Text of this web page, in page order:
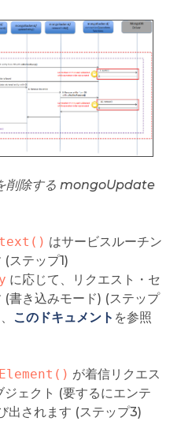
削除する mongoUpdate
はサービスルーチン
ステップ1)
に応じて、リクエスト・セ
(書き込みモード) (ステップ
このドキュメント を参照
が着信リクエス
ジェクト (要するにエンテ
出されます (ステップ3)